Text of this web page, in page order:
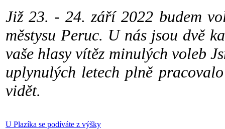
Již 23. - 24. září 2022 budem
městysu Peruc. U nás jsou dvě
vaše hlasy vítěz minulých voleb
uplynulých letech plně
vidět.
U Plazíka se podíváte z výšky